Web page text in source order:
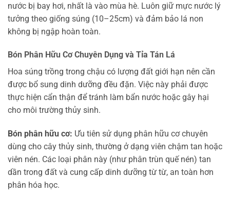
nước bị bay hơi, nhất là vào mùa hè. Luôn giữ mực nước lý
tưởng theo giống súng (10–25cm) và đảm bảo lá non
không bị ngập hoàn toàn.
Bón Phân Hữu Cơ Chuyên Dụng và Tỉa Tán Lá
Hoa súng trồng trong chậu có lượng đất giới hạn nên cần
được bổ sung dinh dưỡng đều đặn. Việc này phải được
thực hiện cẩn thận để tránh làm bẩn nước hoặc gây hại
cho môi trường thủy sinh.
Bón phân hữu cơ: Ưu tiên sử dụng phân hữu cơ chuyên
dùng cho cây thủy sinh, thường ở dạng viên chậm tan hoặc
viên nén. Các loại phân này (như phân trùn quế nén) tan
dần trong đất và cung cấp dinh dưỡng từ từ, an toàn hơn
phân hóa học.